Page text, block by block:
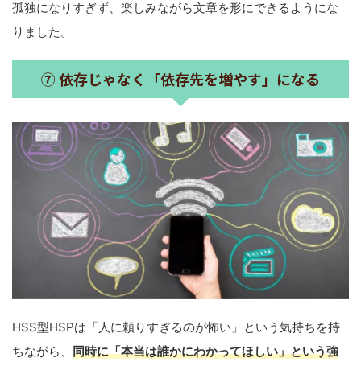
孤独になりすぎず、楽しみながら文章を形にできるようにな
りました。
⑦ 依存じゃなく「依存先を増やす」になる
HSS型HSPは「人に頼りすぎるのが怖い」という気持ちを持
ちながら、 同時に「本当は誰かにわかってほしい」という強